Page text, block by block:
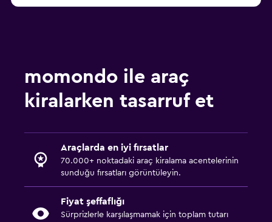
momondo ile araç
kiralarken tasarruf et
Araçlarda en iyi fırsatlar
70.000+ noktadaki araç kiralama acentelerinin
sunduğu fırsatları görüntüleyin.
Fiyat şeffaflığı
Sürprizlerle karşılaşmamak için toplam tutarı